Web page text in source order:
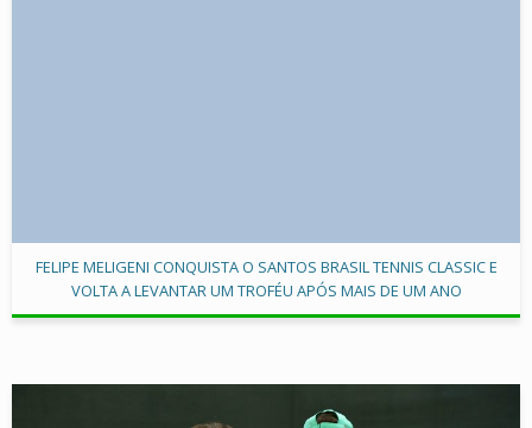
FELIPE MELIGENI CONQUISTA O SANTOS BRASIL TENNIS CLASSIC E
VOLTA A LEVANTAR UM TROFÉU APÓS MAIS DE UM ANO